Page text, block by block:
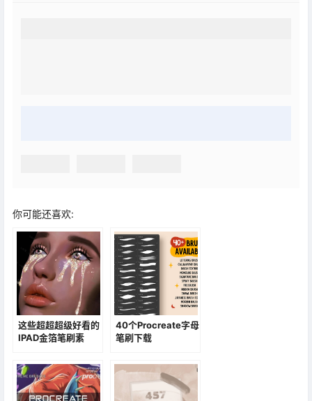
你可能还喜欢:
这些超超超级好看的
IPAD金箔笔刷素
吧！！
40个Procreate字母
笔刷下载